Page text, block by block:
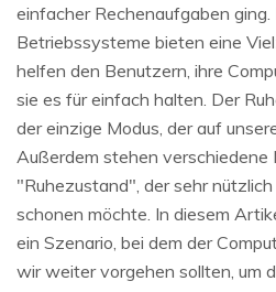
einfacher Rechenaufgaben ging.
Betriebssysteme bieten eine
helfen den Benutzern, ihre
sie es für einfach halten. Der
der einzige Modus, der auf
Außerdem stehen verschiedene
"Ruhezustand", der sehr
schonen möchte. In diesem
ein Szenario, bei dem der
wir weiter vorgehen sollten, um